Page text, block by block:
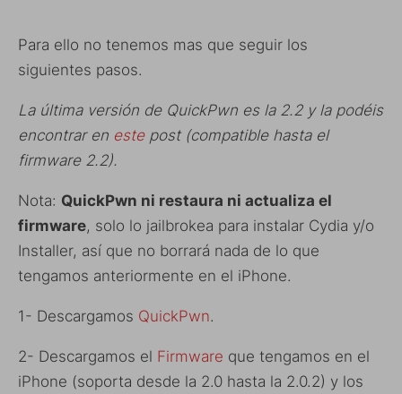
Para ello no tenemos mas que seguir los
siguientes pasos.
La última versión de QuickPwn es la 2.2 y la podéis
encontrar en estepost (compatible hasta el
firmware 2.2).
Nota: QuickPwn ni restaura ni actualiza el
firmware, solo lo jailbrokea para instalar Cydia y/o
Installer, así que no borrará nada de lo que
tengamos anteriormente en el iPhone.
1- Descargamos QuickPwn.
2- Descargamos el Firmware que tengamos en el
iPhone (soporta desde la 2.0 hasta la 2.0.2) y los